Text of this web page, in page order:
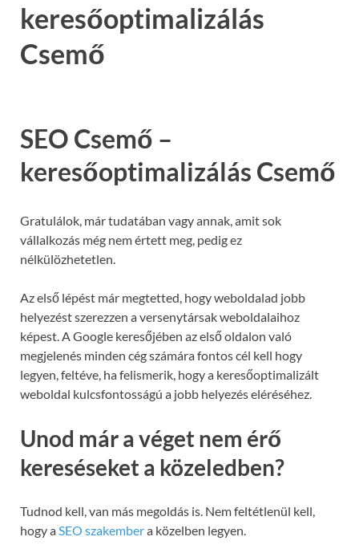
keresőoptimalizálás
Csemő
SEO Csemő –
keresőoptimalizálás Csemő
Gratulálok, már tudatában vagy annak, amit sok
vállalkozás még nem értett meg, pedig ez
nélkülözhetetlen.
Az első lépést már megtetted, hogy weboldalad jobb
helyezést szerezzen a versenytársak weboldalaihoz
képest. A Google keresőjében az első oldalon való
megjelenés minden cég számára fontos cél kell hogy
legyen, feltéve, ha felismerik, hogy a keresőoptimalizált
weboldal kulcsfontosságú a jobb helyezés eléréséhez.
Unod már a véget nem érő
kereséseket a közeledben?
Tudnod kell, van más megoldás is. Nem feltétlenül kell,
hogy aSEO szakembera közelben legyen.